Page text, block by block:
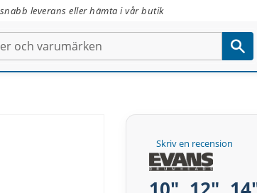
leverans eller hämta i vår butik
Skriv en recension